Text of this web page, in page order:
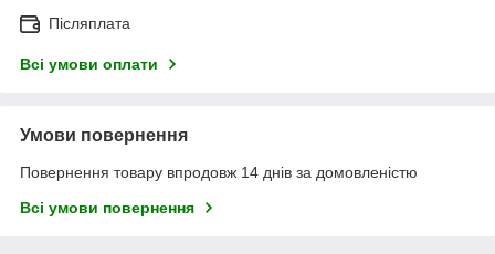
Післяплата
Всі умови оплати
Умови повернення
Повернення товару впродовж 14 днів за домовленістю
Всі умови повернення